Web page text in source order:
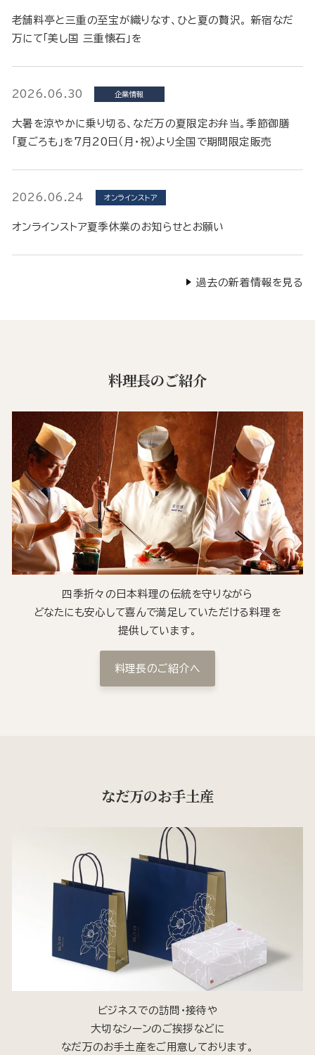
老舗料亭と三重の至宝が織りなす、ひと夏の贅沢。 新宿なだ
万にて「美し国 三重懐石」を
2026.06.30 企業情報
大暑を涼やかに乗り切る、なだ万の夏限定お弁当。季節御膳
「夏ごろも」を7月20日（月・祝）より全国で期間限定販売
2026.06.24 オンラインストア
オンラインストア夏季休業のお知らせとお願い
過去の新着情報を見る
料理長のご紹介
四季折々の日本料理の伝統を守りながら
どなたにも安心して喜んで満足していただける料理を
提供しています。
料理長のご紹介へ
なだ万のお手土産
ビジネスでの訪問・接待や
大切なシーンのご挨拶などに
なだ万のお手土産をご用意しております。